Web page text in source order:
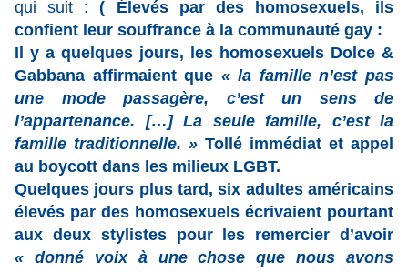
qui suit :( Élevés par des homosexuels, ils
confient leur souffrance à la communauté gay :
Il y a quelques jours, les homosexuels Dolce &
Gabbana affirmaient que « la famille n’est pas
une mode passagère, c’est un sens de
l’appartenance. […] La seule famille, c’est la
famille traditionnelle. » Tollé immédiat et appel
au boycott dans les milieux LGBT.
Quelques jours plus tard, six adultes américains
élevés par des homosexuels écrivaient pourtant
aux deux stylistes pour les remercier d’avoir
« donné voix à une chose que nous avons